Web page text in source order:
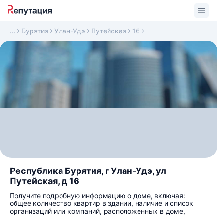
Бурятия Улан-Удэ Путейская 16
Республика Бурятия, г Улан-Удэ, ул
Путейская, д 16
Получите подробную информацию о доме, включая:
общее количество квартир в здании, наличие и список
организаций или компаний, расположенных в доме,